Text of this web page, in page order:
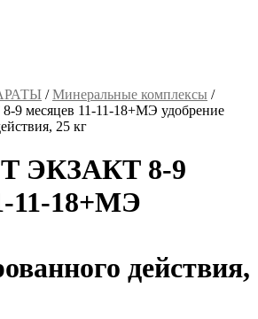
/Минеральные комплексы /
11-11-18+МЭ удобрение
25 кг
ЭКЗАКТ 8-9
11-18+МЭ
действия,